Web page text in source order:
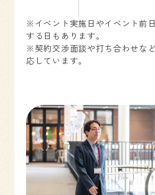
※イベント実施日やイベント前
する日もあります。
※契約交渉面談や打ち合わせな
応しています。